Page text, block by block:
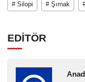
# Silopi # Şırnak
EDİTÖR